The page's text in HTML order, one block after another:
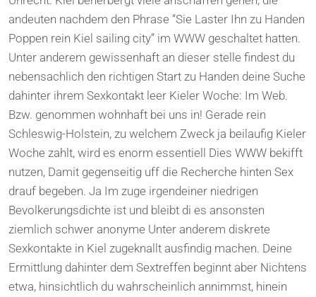
andeuten nachdem den Phrase “Sie Laster Ihn zu Handen
Poppen rein Kiel sailing city” im WWW geschaltet hatten.
Unter anderem gewissenhaft an dieser stelle findest du
nebensachlich den richtigen Start zu Handen deine Suche
dahinter ihrem Sexkontakt leer Kieler Woche: Im Web.
Bzw. genommen wohnhaft bei uns in! Gerade rein
Schleswig-Holstein, zu welchem Zweck ja beilaufig Kieler
Woche zahlt, wird es enorm essentiell Dies WWW bekifft
nutzen, Damit gegenseitig uff die Recherche hinten Sex
drauf begeben. Ja Im zuge irgendeiner niedrigen
Bevolkerungsdichte ist und bleibt di es ansonsten
ziemlich schwer anonyme Unter anderem diskrete
Sexkontakte in Kiel zugeknallt ausfindig machen. Deine
Ermittlung dahinter dem Sextreffen beginnt aber Nichtens
etwa, hinsichtlich du wahrscheinlich annimmst, hinein